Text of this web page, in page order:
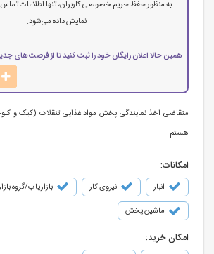
به منظور حفظ حریم خصوصی کاربران، تنها اطلاعات تماس
نمایش داده می‌شود.
همین حالا اعلان رایگان خود را ثبت کنید تا از فرصت‌های
متقاضی اخذ نمایندگی پخش مواد غذایی تنقلات (کیک و
هستم
امکانات:
انبار نیروی کار بازاریاب/گروه
ماشین پخش
امکان خرید: